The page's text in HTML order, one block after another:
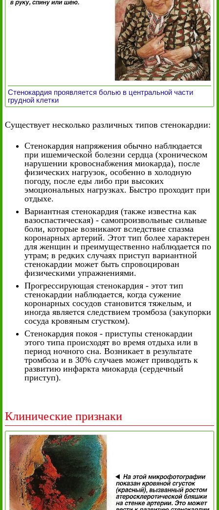
Стенокардия проявляется болью в центральной части
грудной клетки
Существует несколько различных типов стенокардии:
Стенокардия напряжения обычно наблюдается
при ишемической болезни сердца (хроническом
нарушении кровоснабжения миокарда), после
физических нагрузок, особенно в холодную
погоду, после еды либо при высоких
эмоциональных нагрузках. Быстро проходит при
отдыхе.
Вариантная стенокардия (также известна как
вазоспастическая) - самопроизвольные сильные
боли, которые возникают вследствие спазма
коронарных артерий. Этот тип более характерен
для женщин и преимущественно наблюдается по
утрам; в редких случаях приступ вариантной
стенокардии может быть спровоцирован
физическими упражнениями.
Прогрессирующая стенокардия - этот тип
стенокардии наблюдается, когда сужение
коронарных сосудов становится тяжелым, и
иногда является следствием тромбоза (закупорки
сосуда кровяным сгустком).
Стенокардия покоя - приступы стенокардии
этого типа происходят во время отдыха или в
период ночного сна. Возникает в результате
тромбоза и в 30% случаев может приводить к
развитию инфаркта миокарда (сердечный
приступ).
Клинические признаки